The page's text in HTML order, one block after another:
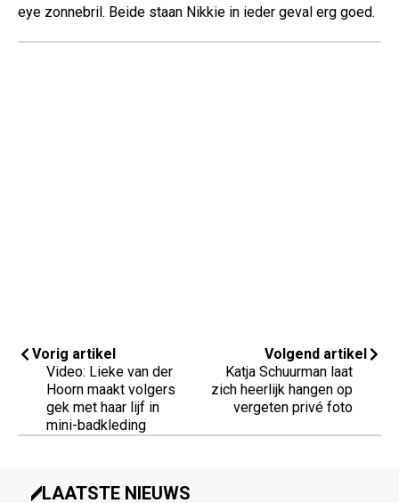
eye zonnebril. Beide staan Nikkie in ieder geval erg goed.
Vorig artikel
Video: Lieke van der
Hoorn maakt volgers
gek met haar lijf in
mini-badkleding
Volgend artikel
Katja Schuurman laat
zich heerlijk hangen op
vergeten privé foto
LAATSTE NIEUWS